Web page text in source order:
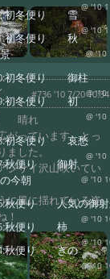
#736 '10 7/20 10:34
晴れ
がっています。とっ
した。
ジサイ沢山咲いてい
に風に揺れている姿
！
@ '10
初冬便り 雪
@ '10
初冬便り 秋
@ '10
初冬便り 御柱
@ '10
初冬便り 初
@ '10
初冬便り 哀愁
@ '10
秋便り 御射
今朝
@ '10
秋便り 人気の御射
@ '10
秋便り 柿
@ '10
秋便り きの
@ '10